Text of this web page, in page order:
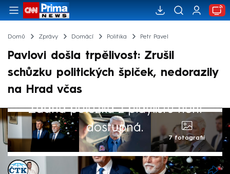
Domů Zprávy Domácí Politika Petr Pavel
Pavlovi došla trpělivost: Zrušil
schůzku politických špiček, nedorazily
na Hrad včas
Žádná položka z playlistu není
dostupná.
7 fotografií
ČTK